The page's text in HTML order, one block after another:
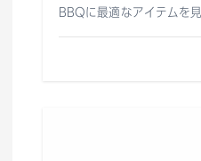
BBQに最適なアイテムを